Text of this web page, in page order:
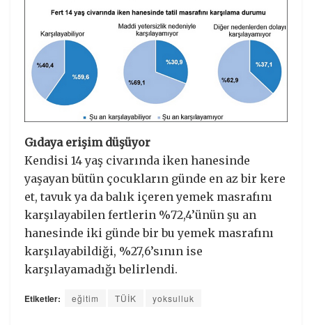
Gıdaya erişim düşüyor
Kendisi 14 yaş civarında iken hanesinde
yaşayan bütün çocukların günde en az bir kere
et, tavuk ya da balık içeren yemek masrafını
karşılayabilen fertlerin %72,4’ünün şu an
hanesinde iki günde bir bu yemek masrafını
karşılayabildiği, %27,6’sının ise
karşılayamadığı belirlendi.
Etiketler: eğitim TÜİK yoksulluk